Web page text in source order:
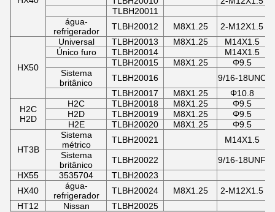
TLBH20011
água-
refrigerador
TLBH20012 M8X1.25 2-M12X1.5
HX50
Universal TLBH20013 M8X1.25
M14X1.5
Único furo
TLBH20014
M14X1.5
TLBH20015
M8X1.25
Φ9.5
Sistema
britânico
TLBH20016
9/16-18UNC
TLBH20017
M8X1.25
Φ10.8
H2C
H2D
H2C TLBH20018 M8X1.25
Φ9.5
H2D
TLBH20019 M8X1.25
Φ9.5
H2E
TLBH20020 M8X1.25 Φ9.5
HT3B
Sistema
métrico
TLBH20021
M14X1.5
Sistema
britânico
TLBH20022 9/16-18UNF
HX55
3535704
TLBH20023
HX40
água-
refrigerador
TLBH20024 M8X1.25
2-M12X1.5
HT12
Nissan
TLBH20025